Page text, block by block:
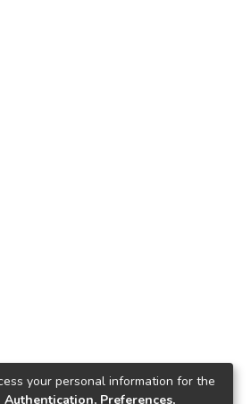
your personal information for the
Authentication, Preferences,